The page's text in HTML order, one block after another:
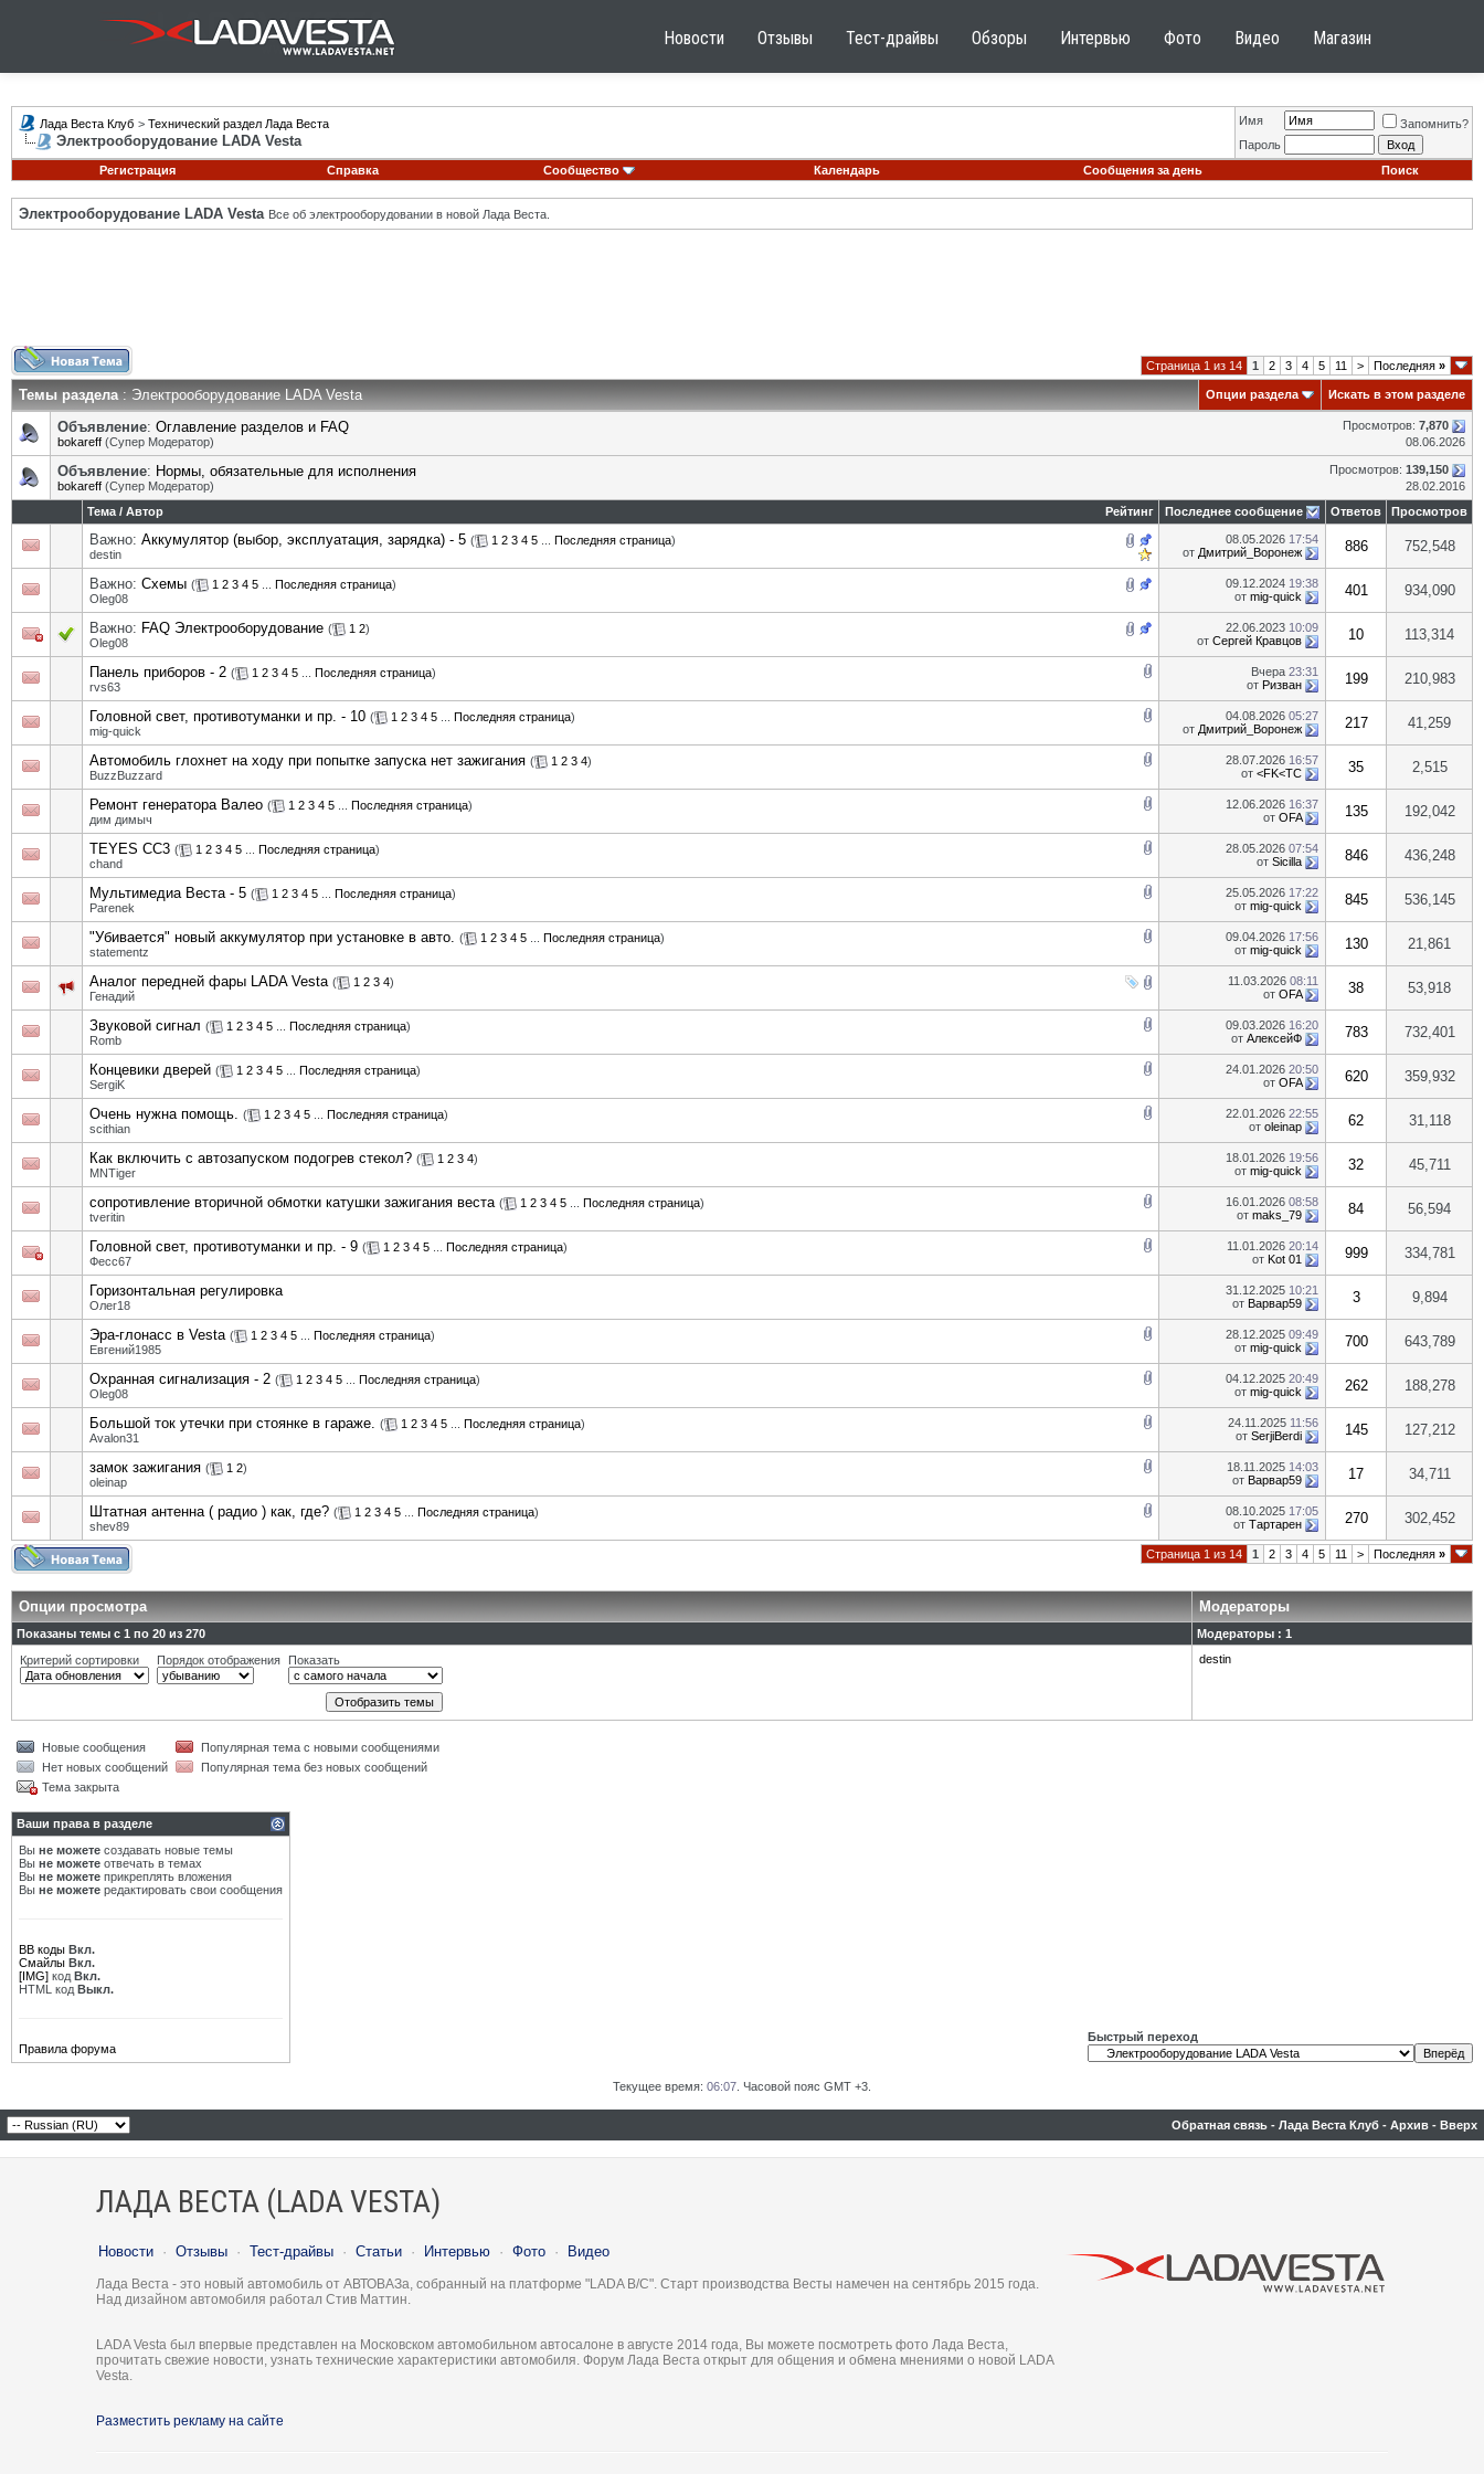
Новости Отзывы Тест-драйвы Обзоры Интервью Фото Видео Магазин
Лада Веста Клуб > Технический раздел Лада Веста
Электрооборудование LADA Vesta
Имя
Запомнить?
Пароль
Регистрация
Справка Сообщество Календарь Сообщения за день Поиск
Электрооборудование LADA Vesta Все об электрооборудовании в новой Лада Веста.
Страница 1 из 14 1 2 3 4 5 11 > Последняя »
Темы раздела: Электрооборудование LADA Vesta Опции раздела Искать в этом разделе
Просмотров: 7,870
Объявление: Оглавление разделов и FAQ
08.06.2026
bokareff (Супер Модератор)
Просмотров: 139,150
Объявление: Нормы, обязательные для исполнения
28.02.2016
bokareff (Супер Модератор)
Рейтинг
Тема / Автор Последнее сообщение Ответов Просмотров
Важно: Аккумулятор (выбор, эксплуатация, зарядка) - 5 ( 1 2 3 4 5 Последняя страница)
destin
08.05.2026 17:54
от Дмитрий_Воронеж 886 752,548
Важно: Схемы ( 1 2 3 4 5 Последняя страница)
Oleg08
09.12.2024 19:38
от mig-quick 401 934,090
Важно: FAQ Электрооборудование ( 1 2)
Oleg08
22.06.2023 10:09
от Сергей Кравцов 10 113,314
Панель приборов - 2 ( 1 2 3 4 5 Последняя страница)
rvs63
Вчера 23:31
от Ризван 199 210,983
Головной свет, противотуманки и пр. - 10 ( 1 2 3 4 5 Последняя страница)
mig-quick
04.08.2026 05:27
от Дмитрий_Воронеж 217 41,259
Автомобиль глохнет на ходу при попытке запуска нет зажигания ( 1 2 3 4)
BuzzBuzzard
28.07.2026 16:57
от <FK<TC 35 2,515
Ремонт генератора Валео ( 1 2 3 4 5 Последняя страница)
дим димыч
12.06.2026 16:37
от OFA 135 192,042
TEYES CC3 ( 1 2 3 4 5 Последняя страница)
chand
28.05.2026 07:54
от Sicilla 846 436,248
Мультимедиа Веста - 5 ( 1 2 3 4 5 Последняя страница)
Parenek
25.05.2026 17:22
от mig-quick 845 536,145
"Убивается" новый аккумулятор при установке в авто. ( 1 2 3 4 5 Последняя страница)
statementz
09.04.2026 17:56
от mig-quick 130 21,861
Аналог передней фары LADA Vesta ( 1 2 3 4)
Генадий
11.03.2026 08:11
от OFA 38 53,918
Звуковой сигнал ( 1 2 3 4 5 Последняя страница)
Romb
09.03.2026 16:20
от АлексейФ 783 732,401
Концевики дверей ( 1 2 3 4 5 Последняя страница)
SergiK
24.01.2026 20:50
от OFA 620 359,932
Очень нужна помощь. ( 1 2 3 4 5 Последняя страница)
scithian
22.01.2026 22:55
от oleinap 62 31,118
Как включить с автозапуском подогрев стекол? ( 1 2 3 4)
MNTiger
18.01.2026 19:56
от mig-quick 32 45,711
сопротивление вторичной обмотки катушки зажигания веста ( 1 2 3 4 5 Последняя страница)
tveritin
16.01.2026 08:58
от maks_79 84 56,594
Головной свет, противотуманки и пр. - 9 ( 1 2 3 4 5 Последняя страница)
Фесс67
11.01.2026 20:14
от Kot 01 999 334,781
Горизонтальная регулировка
Олег18
31.12.2025 10:21
от Варвар59 3 9,894
Эра-глонасс в Vesta ( 1 2 3 4 5 Последняя страница)
Евгений1985
28.12.2025 09:49
от mig-quick 700 643,789
Охранная сигнализация - 2 ( 1 2 3 4 5 Последняя страница)
Oleg08
04.12.2025 20:49
от mig-quick 262 188,278
Большой ток утечки при стоянке в гараже. ( 1 2 3 4 5 Последняя страница)
Avalon31
24.11.2025 11:56
от SerjiBerdi 145 127,212
замок зажигания ( 1 2)
oleinap
18.11.2025 14:03
от Варвар59 17 34,711
Штатная антенна ( радио ) как, где? ( 1 2 3 4 5 Последняя страница)
shev89
08.10.2025 17:05
от Тартарен 270 302,452
Страница 1 из 14 1 2 3 4 5 11 > Последняя »
Опции просмотра Модераторы
Показаны темы с 1 по 20 из 270
Модераторы : 1
Критерий сортировки
Порядок отображения Показать destin
Новые сообщения
Популярная тема с новыми сообщениями
Нет новых сообщений
Популярная тема без новых сообщений
Тема закрыта
Ваши права в разделе
Вы не можете создавать новые темы
Вы не можете отвечать в темах
Вы не можете прикреплять вложения
Вы не можете редактировать свои сообщения
BB коды Вкл.
Смайлы Вкл.
[IMG] код Вкл.
HTML код Выкл.
Правила форума
Быстрый переход
Текущее время: 06:07 . Часовой пояс GMT +3.
Обратная связь - Лада Веста Клуб - Архив - Вверх
ЛАДА ВЕСТА (LADA VESTA)
Новости · Отзывы · Тест-драйвы · Статьи · Интервью · Фото · Видео
Лада Веста - это новый автомобиль от АВТОВАЗа, собранный на платформе "LADA B/C". Старт производства Весты намечен на сентябрь 2015 года.
Над дизайном автомобиля работал Стив Маттин.
LADA Vesta был впервые представлен на Московском автомобильном автосалоне в августе 2014 года, Вы можете посмотреть фото Лада Веста,
прочитать свежие новости, узнать технические характеристики автомобиля. Форум Лада Веста открыт для общения и обмена мнениями о новой LADA
Vesta.
Разместить рекламу на сайте